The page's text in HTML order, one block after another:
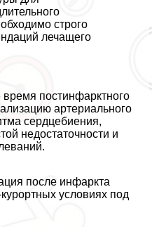
строго
лечащего
постинфарктного
артериального
сердцебиения,
недостаточности и
после инфаркта
условиях под